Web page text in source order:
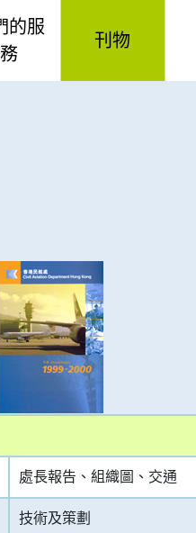
計劃（包含空
的服
務
標準及適航
教育徑及圖書館
刊物
財政預算案答問
其他
處長報告、組織圖、交通
技術及策劃